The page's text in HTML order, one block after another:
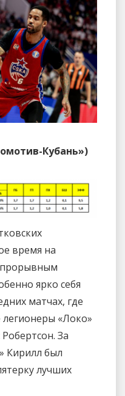
Кубань»)
время на
прорывным
ярко себя
матчах, где
легионеры «Локо»
За
Кирилл был
лучших